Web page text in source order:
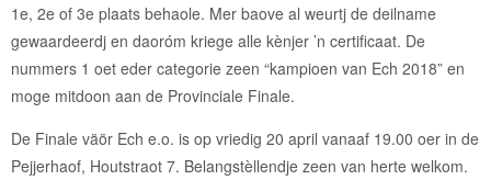
1e, 2e of 3e plaats behaole. Mer baove al weurtj de deilname
gewaardeerdj en daoróm kriege alle kènjer ’n certificaat. De
nummers 1 oet eder categorie zeen “kampioen van Ech 2018” en
moge mitdoon aan de Provinciale Finale.
De Finale väör Ech e.o. is op vriedig 20 april vanaaf 19.00 oer in de
Pejjerhaof, Houtstraot 7. Belangstèllendje zeen van herte welkom.